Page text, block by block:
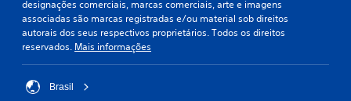
designações comerciais, marcas comerciais, arte e imagens
associadas são marcas registradas e/ou material sob direitos
autorais dos seus respectivos proprietários. Todos os direitos
reservados. Mais informações
Brasil